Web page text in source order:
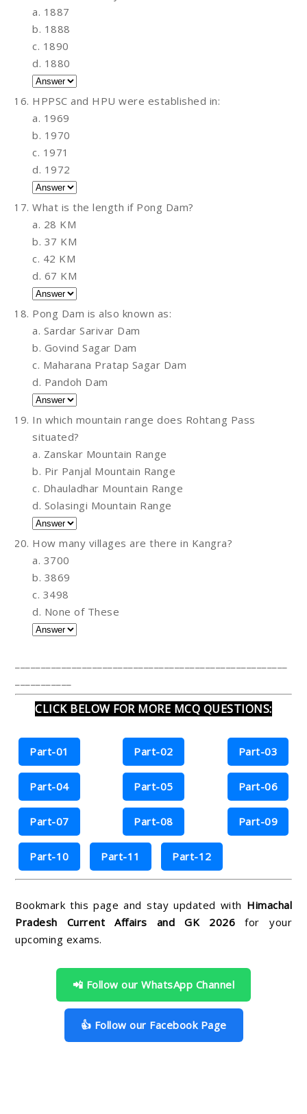
a. 1887
b. 1888
c. 1890
d. 1880
HPPSC and HPU were established in:
a. 1969
b. 1970
c. 1971
d. 1972
What is the length if Pong Dam?
a. 28 KM
b. 37 KM
c. 42 KM
d. 67 KM
Pong Dam is also known as:
a. Sardar Sarivar Dam
b. Govind Sagar Dam
c. Maharana Pratap Sagar Dam
d. Pandoh Dam
In which mountain range does Rohtang Pass
situated?
a. Zanskar Mountain Range
b. Pir Panjal Mountain Range
c. Dhauladhar Mountain Range
d. Solasingi Mountain Range
How many villages are there in Kangra?
a. 3700
b. 3869
c. 3498
d. None of These
CLICK BELOW FOR MORE MCQ QUESTIONS:
Part-01 Part-02 Part-03
Part-04 Part-05 Part-06
Part-07 Part-08 Part-09
Part-10 Part-11 Part-12
Bookmark this page and stay updated with Himachal
Pradesh Current Affairs and GK 2026 for your
upcoming exams.
📲 Follow our WhatsApp Channel
👍 Follow our Facebook Page